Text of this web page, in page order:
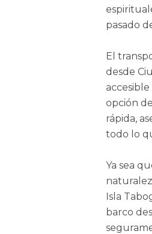
pasado
El
desde
opción
rápida,
todo lo
Ya sea
Isla
barco